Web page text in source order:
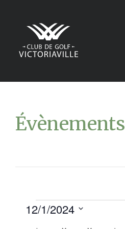
Évènements
12/1/2024